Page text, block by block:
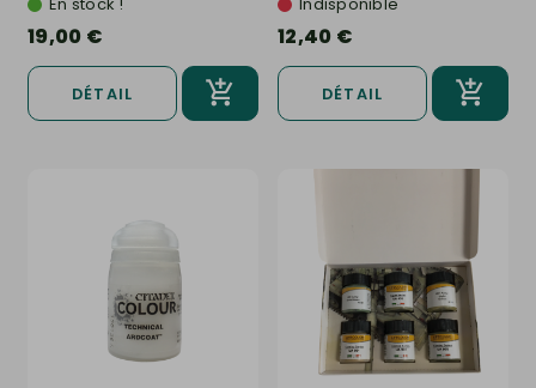
En stock !
19,00 €
DÉTAIL
Indisponible
12,40 €
DÉTAIL